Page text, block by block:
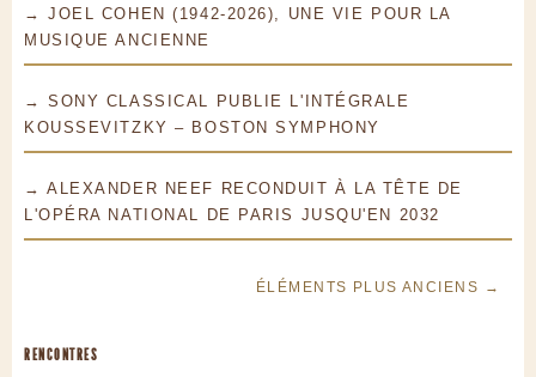
→ JOEL COHEN (1942-2026), UNE VIE POUR LA
MUSIQUE ANCIENNE
→ SONY CLASSICAL PUBLIE L'INTÉGRALE
KOUSSEVITZKY – BOSTON SYMPHONY
→ ALEXANDER NEEF RECONDUIT À LA TÊTE DE
L'OPÉRA NATIONAL DE PARIS JUSQU'EN 2032
ÉLÉMENTS PLUS ANCIENS →
RENCONTRES